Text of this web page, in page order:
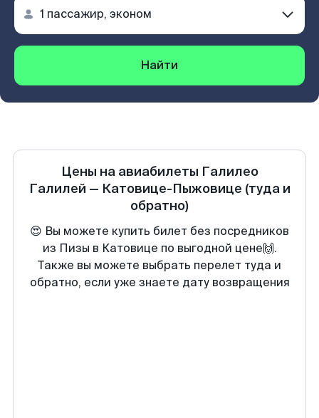
Найти
Цены на авиабилеты Галилео
Галилей — Катовице-Пыжовице (туда и
обратно)
😍 Вы можете купить билет без посредников
из Пизы в Катовице по выгодной цене🙌.
Также вы можете выбрать перелет туда и
обратно, если уже знаете дату возвращения